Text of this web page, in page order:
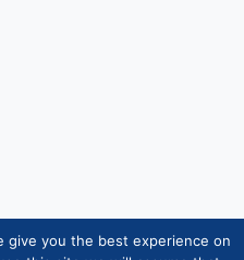
ry 2026 |
give you the best experience on